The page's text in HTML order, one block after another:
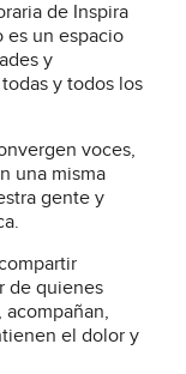
de Inspira
es un espacio
y
y todos los
voces,
una misma
gente y
de quienes
el dolor y